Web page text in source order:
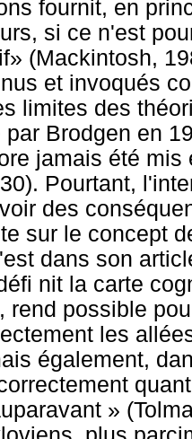
fournit, en
si ce n'est
(Mackintosh,
et invoqués
limites des
par Brodgen en
jamais été
Pourtant,
des
sur le concept
dans son
nit la carte
rend possible
les
également,
»